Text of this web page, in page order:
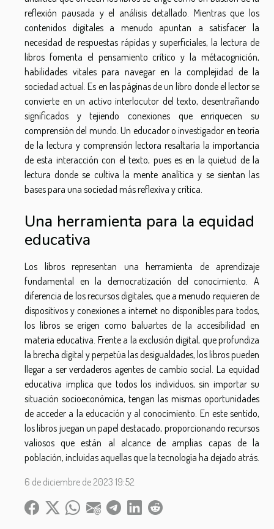
reflexión pausada y el análisis detallado. Mientras que los
contenidos digitales a menudo apuntan a satisfacer la
necesidad de respuestas rápidas y superficiales, la lectura de
libros fomenta el pensamiento crítico y la métacognición,
habilidades vitales para navegar en la complejidad de la
sociedad actual. Es en las páginas de un libro donde el lector se
convierte en un activo interlocutor del texto, desentrañando
significados y tejiendo conexiones que enriquecen su
comprensión del mundo. Un educador o investigador en teoría
de la lectura y comprensión lectora resaltaría la importancia
de esta interacción con el texto, pues es en la quietud de la
lectura donde se cultiva la mente analítica y se sientan las
bases para una sociedad más reflexiva y crítica.
Una herramienta para la equidad
educativa
Los libros representan una herramienta de aprendizaje
fundamental en la democratización del conocimiento. A
diferencia de los recursos digitales, que a menudo requieren de
dispositivos y conexiones a internet no disponibles para todos,
los libros se erigen como baluartes de la accesibilidad en
materia educativa. Frente a la exclusión digital, que profundiza
la brecha digital y perpetúa las desigualdades, los libros pueden
llegar a ser verdaderos agentes de cambio social. La equidad
educativa implica que todos los individuos, sin importar su
situación socioeconómica, tengan las mismas oportunidades
de acceder a la educación y al conocimiento. En este sentido,
los libros juegan un papel destacado, proporcionando recursos
valiosos que están al alcance de amplias capas de la
población, incluidas aquellas que la tecnología ha dejado atrás.
6 de diciembre de 2023 19:52